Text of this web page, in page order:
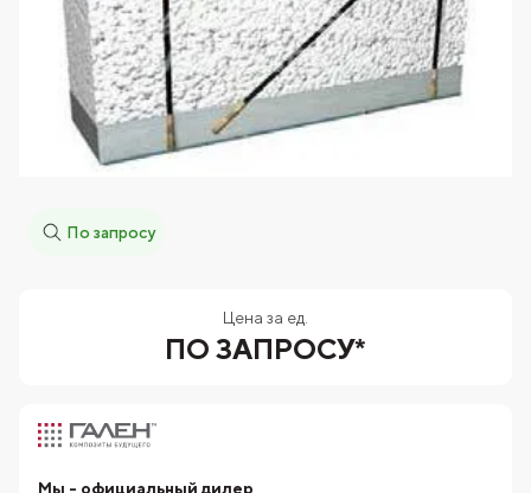
По запросу
Цена за ед.
ПО ЗАПРОСУ*
Мы - официальный дилер